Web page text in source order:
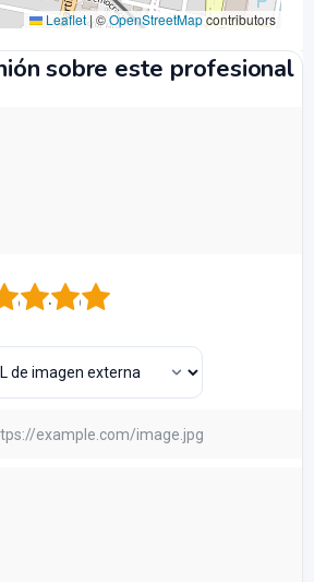
Leaflet |©OpenStreetMapcontributors
sobre este profesional
5
4
3